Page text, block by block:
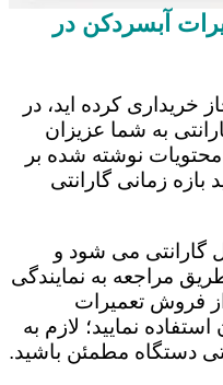
آبسردکن در
خریداری کرده اید، در
به شما عزیزان
نوشته شده بر
بازه زمانی گارانتی
گارانتی می شود و
طریق مراجعه به نمایندگی
فروش تعمیرات
نمایید؛ لازم به
دستگاه مطمئن باشید.